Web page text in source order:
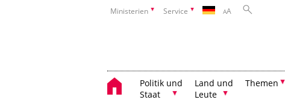
Ministerien Service AA
Politik und
Staat
Land und
Leute
Themen